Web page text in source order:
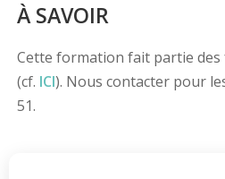
À SAVOIR
Cette formation fait partie
(cf. ICI). Nous contacter pour
51.